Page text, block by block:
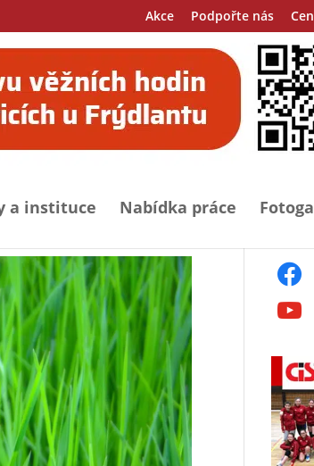
Akce Podpořte nás
a instituce Nabídka práce
youtube